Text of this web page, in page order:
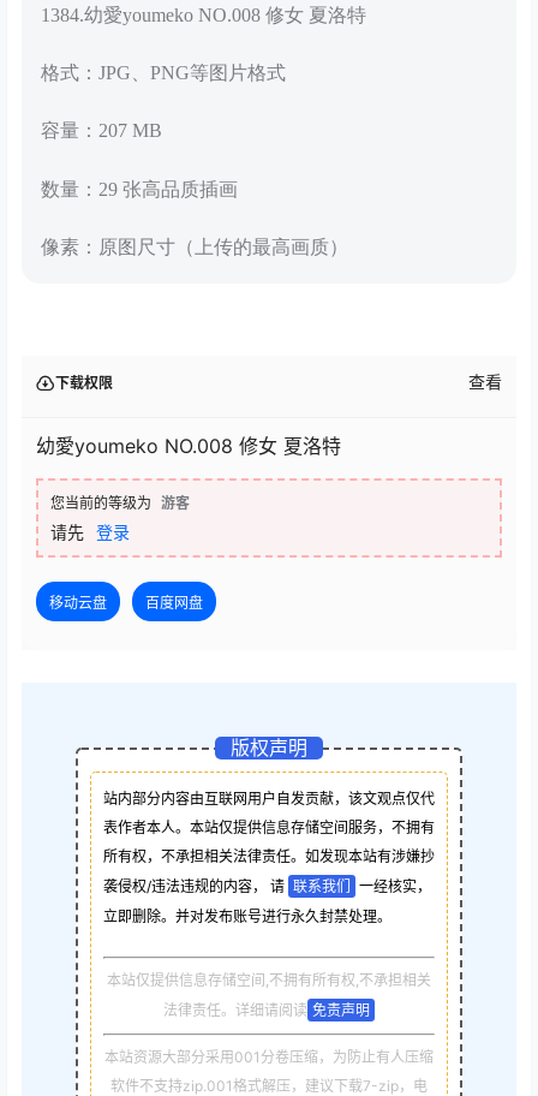
1384.幼愛youmeko NO.008 修女 夏洛特
格式：JPG、PNG等图片格式
容量：207 MB
数量：29 张高品质插画
像素：原图尺寸（上传的最高画质）
下载权限 查看
幼愛youmeko NO.008 修女 夏洛特
您当前的等级为 游客
请先 登录
移动云盘 百度网盘
版权声明
站内部分内容由互联网用户自发贡献，该文观点仅代
表作者本人。本站仅提供信息存储空间服务，不拥有
所有权，不承担相关法律责任。如发现本站有涉嫌抄
袭侵权/违法违规的内容， 请 联系我们
一经核实，
立即删除。并对发布账号进行永久封禁处理。
本站仅提供信息存储空间,不拥有所有权,不承担相关
法律责任。详细请阅读 免责声明
本站资源大部分采用001分卷压缩，为防止有人压缩
软件不支持zip.001格式解压，建议下载7-zip，电